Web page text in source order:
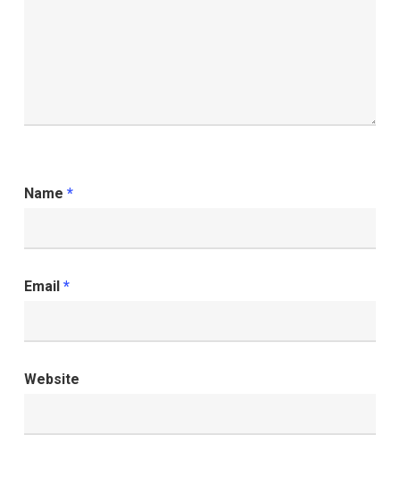
Name *
Email *
Website